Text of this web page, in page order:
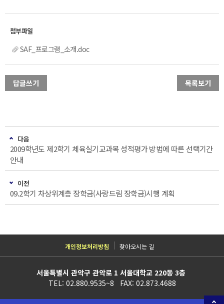
SAF_프로그램_소개.doc
답글쓰기 목록보기
다음
2009학년도 제2학기 체육실기교과목 성적평가 방법에 따른 선택기간
안내
이전
09.2학기 차상위계층 장학금(사랑드림 장학금)시행 계획
개인정보처리방침 찾아오시는 길
서울특별시 관악구 관악로 1 서울대학교 220동 3층
TEL: 02.880.9535~8 FAX: 02.873.4688